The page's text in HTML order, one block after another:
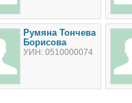
Румяна Тончева
Борисова
УИН: 0510000074